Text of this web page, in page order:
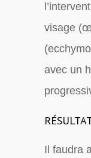
visage
avec un
Il faudra